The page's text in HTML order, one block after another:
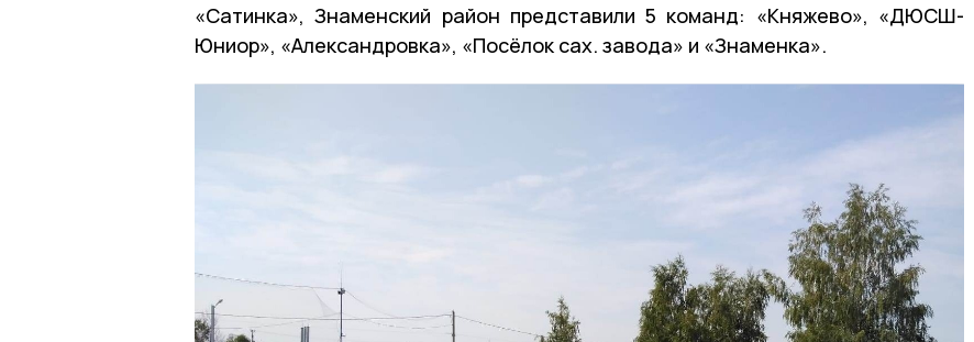
«Сатинка», Знаменский район представили 5 команд: «Княжево», «ДЮСШ-
Юниор», «Александровка», «Посёлок сах. завода» и «Знаменка».